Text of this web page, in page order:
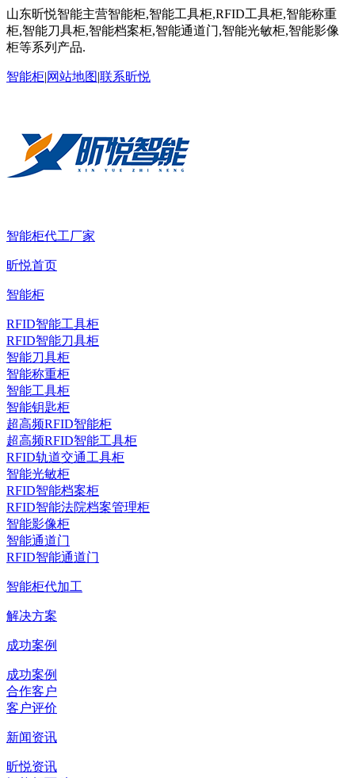
山东昕悦智能主营智能柜,智能工具柜,RFID工具柜,智能称重
柜,智能刀具柜,智能档案柜,智能通道门,智能光敏柜,智能影像
柜等系列产品.
智能柜|网站地图|联系昕悦
智能柜代工厂家
昕悦首页
智能柜
RFID智能工具柜
RFID智能刀具柜
智能刀具柜
智能称重柜
智能工具柜
智能钥匙柜
超高频RFID智能柜
超高频RFID智能工具柜
RFID轨道交通工具柜
智能光敏柜
RFID智能档案柜
RFID智能法院档案管理柜
智能影像柜
智能通道门
RFID智能通道门
智能柜代加工
解决方案
成功案例
成功案例
合作客户
客户评价
新闻资讯
昕悦资讯